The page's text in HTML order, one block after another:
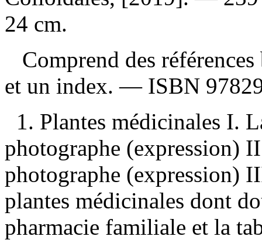
24 cm.
Comprend des
et un index. — ISBN
1. Plantes médicinales I.
photographe (expression)
photographe (expression)
plantes médicinales dont
pharmacie familiale et la